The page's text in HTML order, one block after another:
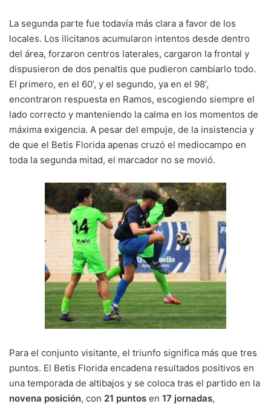
La segunda parte fue todavía más clara a favor de los
locales. Los ilicitanos acumularon intentos desde dentro
del área, forzaron centros laterales, cargaron la frontal y
dispusieron de dos penaltis que pudieron cambiarlo todo.
El primero, en el 60’, y el segundo, ya en el 98’,
encontraron respuesta en Ramos, escogiendo siempre el
lado correcto y manteniendo la calma en los momentos de
máxima exigencia. A pesar del empuje, de la insistencia y
de que el Betis Florida apenas cruzó el mediocampo en
toda la segunda mitad, el marcador no se movió.
Para el conjunto visitante, el triunfo significa más que tres
puntos. El Betis Florida encadena resultados positivos en
una temporada de altibajos y se coloca tras el partido en la
novena posición, con 21 puntos en 17 jornadas,